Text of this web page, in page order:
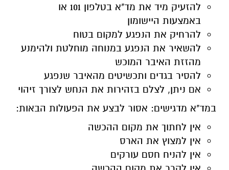
להזעיק מיד את מד"א בטלפון 101 או
באמצעות היישומון
להרחיק את הנפגע למקום בטוח
להשאיר את הנפגע במנוחה מוחלטת ולהימנע
מהזזת האיבר המוכש
להסיר בגדים ותכשיטים מהאיבר שנפגע
אם ניתן, לצלם בזהירות את הנחש לצורך זיהוי
במד"א מדגישים: אסור לבצע את הפעולות הבאות:
אין לחתוך את מקום ההכשה
אין למצוץ את הארס
אין להניח חסם עורקים